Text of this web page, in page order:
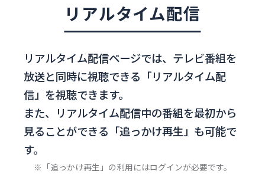
リアルタイム配信
リアルタイム配信ページでは、 テレビ番組を
放送と同時に視聴できる「リアルタイム配
信」を視聴できます。
また、リアルタイム配信中の番組を最初から
見ることができる 「追っかけ再生」も可能で
す。
※「追っかけ再生」の利用にはログインが必要です。